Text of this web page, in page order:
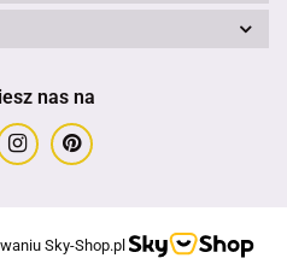
nas na
Sky-Shop.pl